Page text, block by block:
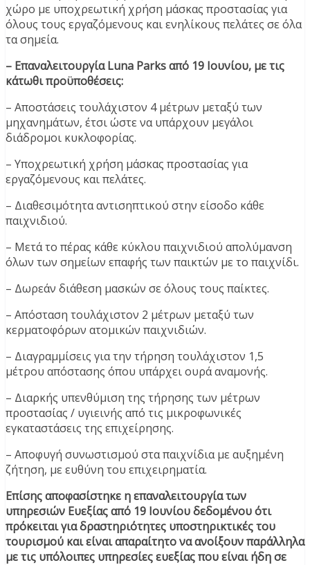
χώρο με υποχρεωτική χρήση μάσκας προστασίας για
όλους τους εργαζόμενους και ενηλίκους πελάτες σε όλα
τα σημεία.
– Επαναλειτουργία Luna Parks από 19 Ιουνίου, με τις
κάτωθι προϋποθέσεις:
– Αποστάσεις τουλάχιστον 4 μέτρων μεταξύ των
μηχανημάτων, έτσι ώστε να υπάρχουν μεγάλοι
διάδρομοι κυκλοφορίας.
– Υποχρεωτική χρήση μάσκας προστασίας για
εργαζόμενους και πελάτες.
– Διαθεσιμότητα αντισηπτικού στην είσοδο κάθε
παιχνιδιού.
– Μετά το πέρας κάθε κύκλου παιχνιδιού απολύμανση
όλων των σημείων επαφής των παικτών με το παιχνίδι.
– Δωρεάν διάθεση μασκών σε όλους τους παίκτες.
– Απόσταση τουλάχιστον 2 μέτρων μεταξύ των
κερματοφόρων ατομικών παιχνιδιών.
– Διαγραμμίσεις για την τήρηση τουλάχιστον 1,5
μέτρου απόστασης όπου υπάρχει ουρά αναμονής.
– Διαρκής υπενθύμιση της τήρησης των μέτρων
προστασίας / υγιεινής από τις μικροφωνικές
εγκαταστάσεις της επιχείρησης.
– Αποφυγή συνωστισμού στα παιχνίδια με αυξημένη
ζήτηση, με ευθύνη του επιχειρηματία.
Επίσης αποφασίστηκε η επαναλειτουργία των
υπηρεσιών Ευεξίας από 19 Ιουνίου δεδομένου ότι
πρόκειται για δραστηριότητες υποστηρικτικές του
τουρισμού και είναι απαραίτητο να ανοίξουν παράλληλα
με τις υπόλοιπες υπηρεσίες ευεξίας που είναι ήδη σε